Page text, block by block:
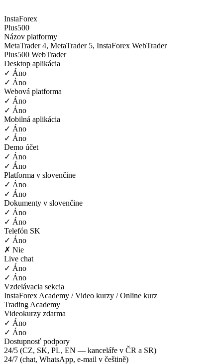
InstaForex
Plus500
Názov platformy
MetaTrader 4, MetaTrader 5, InstaForex WebTrader
Plus500 WebTrader
Desktop aplikácia
✓ Áno
✓ Áno
Webová platforma
✓ Áno
✓ Áno
Mobilná aplikácia
✓ Áno
✓ Áno
Demo účet
✓ Áno
✓ Áno
Platforma v slovenčine
✓ Áno
✓ Áno
Dokumenty v slovenčine
✓ Áno
✓ Áno
Telefón SK
✓ Áno
✗ Nie
Live chat
✓ Áno
✓ Áno
Vzdelávacia sekcia
InstaForex Academy / Video kurzy / Online kurz
Trading Academy
Videokurzy zdarma
✓ Áno
✓ Áno
Dostupnosť podpory
24/5 (CZ, SK, PL, EN — kanceláře v ČR a SR)
24/7 (chat, WhatsApp, e-mail v češtině)